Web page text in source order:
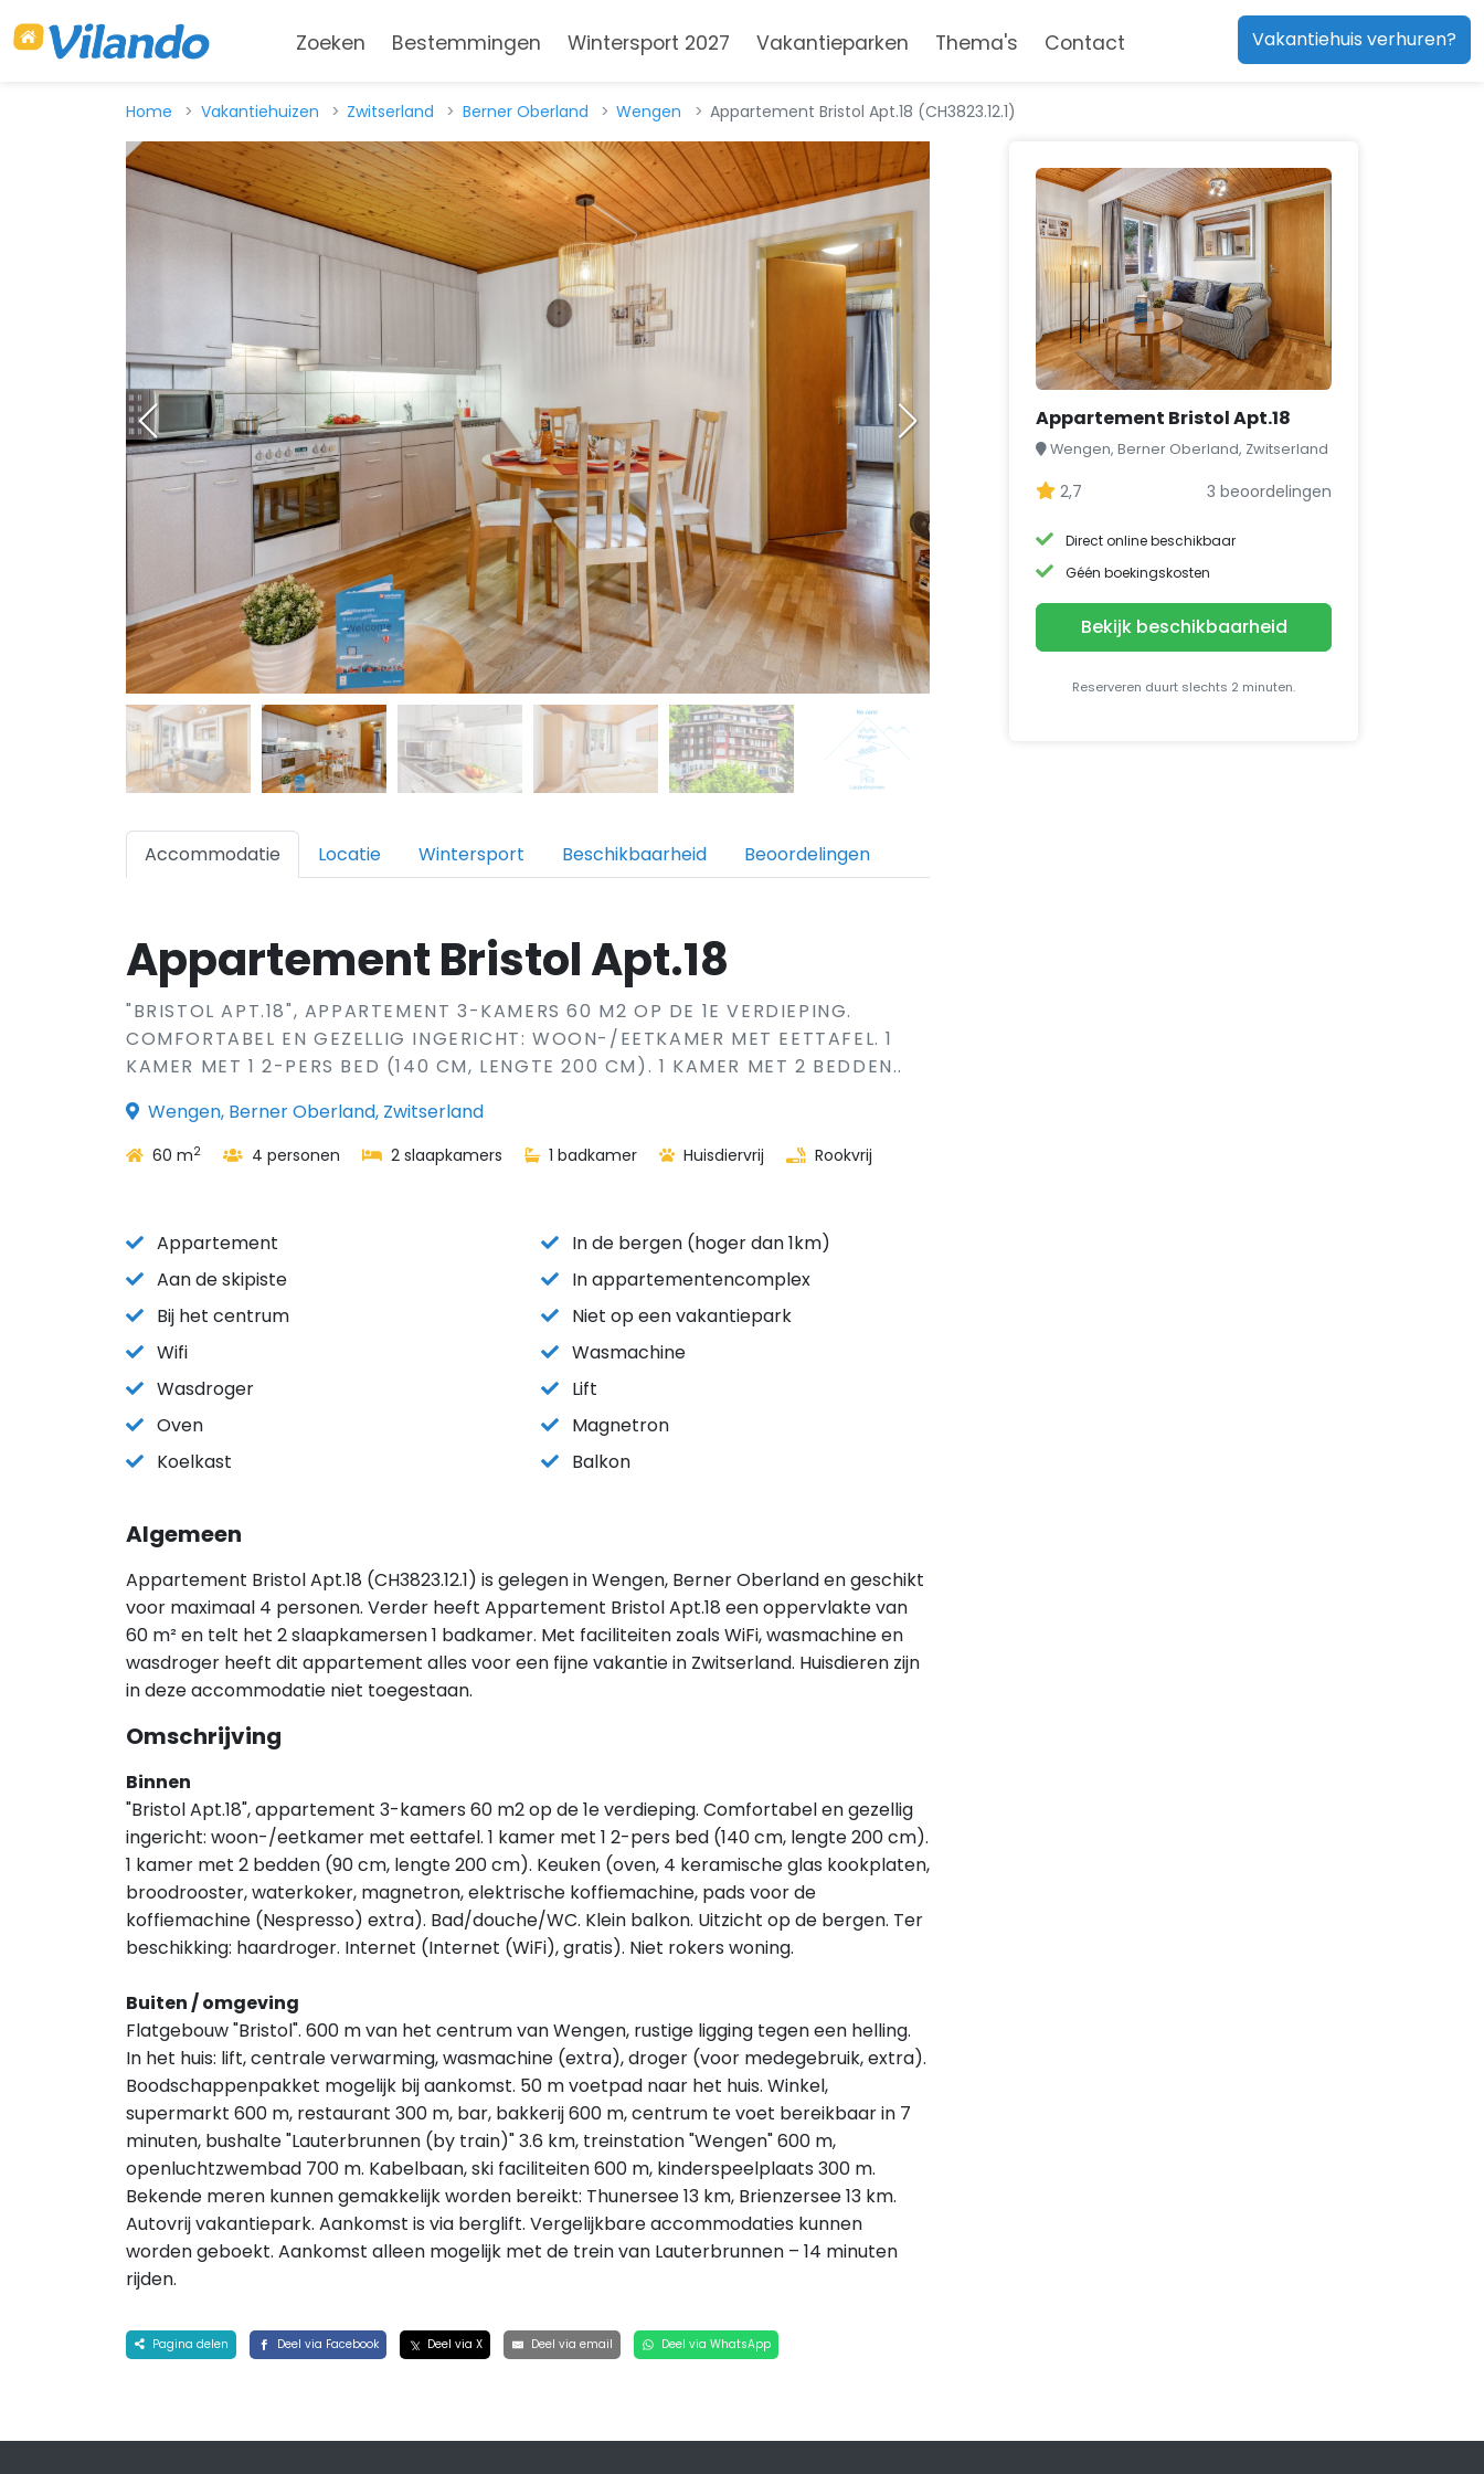
Zoeken Bestemmingen Wintersport 2027 Vakantieparken Thema's Contact Vakantiehuis verhuren?
Home Vakantiehuizen Zwitserland Berner Oberland Wengen Appartement Bristol Apt.18 (CH3823.12.1)
Accommodatie Locatie Wintersport Beschikbaarheid Beoordelingen
Appartement Bristol Apt.18
"BRISTOL APT.18", APPARTEMENT 3-KAMERS 60 M2 OP DE 1E VERDIEPING.
COMFORTABEL EN GEZELLIG INGERICHT: WOON-/EETKAMER MET EETTAFEL. 1
KAMER MET 1 2-PERS BED (140 CM, LENGTE 200 CM). 1 KAMER MET 2 BEDDEN..
Wengen, Berner Oberland, Zwitserland
60 m2 4 personen 2 slaapkamers 1 badkamer Huisdiervrij Rookvrij
Appartement
In de bergen (hoger dan 1km)
Aan de skipiste
In appartementencomplex
Bij het centrum
Niet op een vakantiepark
Wifi
Wasmachine
Wasdroger
Lift
Oven
Magnetron
Koelkast
Balkon
Algemeen
Appartement Bristol Apt.18 (CH3823.12.1) is gelegen in Wengen, Berner Oberland en geschikt
voor maximaal 4 personen. Verder heeft Appartement Bristol Apt.18 een oppervlakte van
60 m² en telt het 2 slaapkamersen 1 badkamer. Met faciliteiten zoals WiFi, wasmachine en
wasdroger heeft dit appartement alles voor een fijne vakantie in Zwitserland. Huisdieren zijn
in deze accommodatie niet toegestaan.
Omschrijving
Binnen
"Bristol Apt.18", appartement 3-kamers 60 m2 op de 1e verdieping. Comfortabel en gezellig
ingericht: woon-/eetkamer met eettafel. 1 kamer met 1 2-pers bed (140 cm, lengte 200 cm).
1 kamer met 2 bedden (90 cm, lengte 200 cm). Keuken (oven, 4 keramische glas kookplaten,
broodrooster, waterkoker, magnetron, elektrische koffiemachine, pads voor de
koffiemachine (Nespresso) extra). Bad/douche/WC. Klein balkon. Uitzicht op de bergen. Ter
beschikking: haardroger. Internet (Internet (WiFi), gratis). Niet rokers woning.
Buiten / omgeving
Flatgebouw "Bristol". 600 m van het centrum van Wengen, rustige ligging tegen een helling.
In het huis: lift, centrale verwarming, wasmachine (extra), droger (voor medegebruik, extra).
Boodschappenpakket mogelijk bij aankomst. 50 m voetpad naar het huis. Winkel,
supermarkt 600 m, restaurant 300 m, bar, bakkerij 600 m, centrum te voet bereikbaar in 7
minuten, bushalte "Lauterbrunnen (by train)" 3.6 km, treinstation "Wengen" 600 m,
openluchtzwembad 700 m. Kabelbaan, ski faciliteiten 600 m, kinderspeelplaats 300 m.
Bekende meren kunnen gemakkelijk worden bereikt: Thunersee 13 km, Brienzersee 13 km.
Autovrij vakantiepark. Aankomst is via berglift. Vergelijkbare accommodaties kunnen
worden geboekt. Aankomst alleen mogelijk met de trein van Lauterbrunnen – 14 minuten
rijden.
Pagina delen Deel via Facebook Deel via X Deel via email Deel via WhatsApp
Appartement Bristol Apt.18
Wengen, Berner Oberland, Zwitserland
2,7 3 beoordelingen
Direct online beschikbaar
Géén boekingskosten
Bekijk beschikbaarheid
Reserveren duurt slechts 2 minuten.